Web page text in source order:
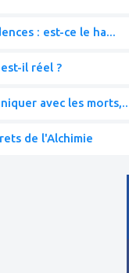
: est-ce le ha...
il réel ?
avec les
de l'Alchimie